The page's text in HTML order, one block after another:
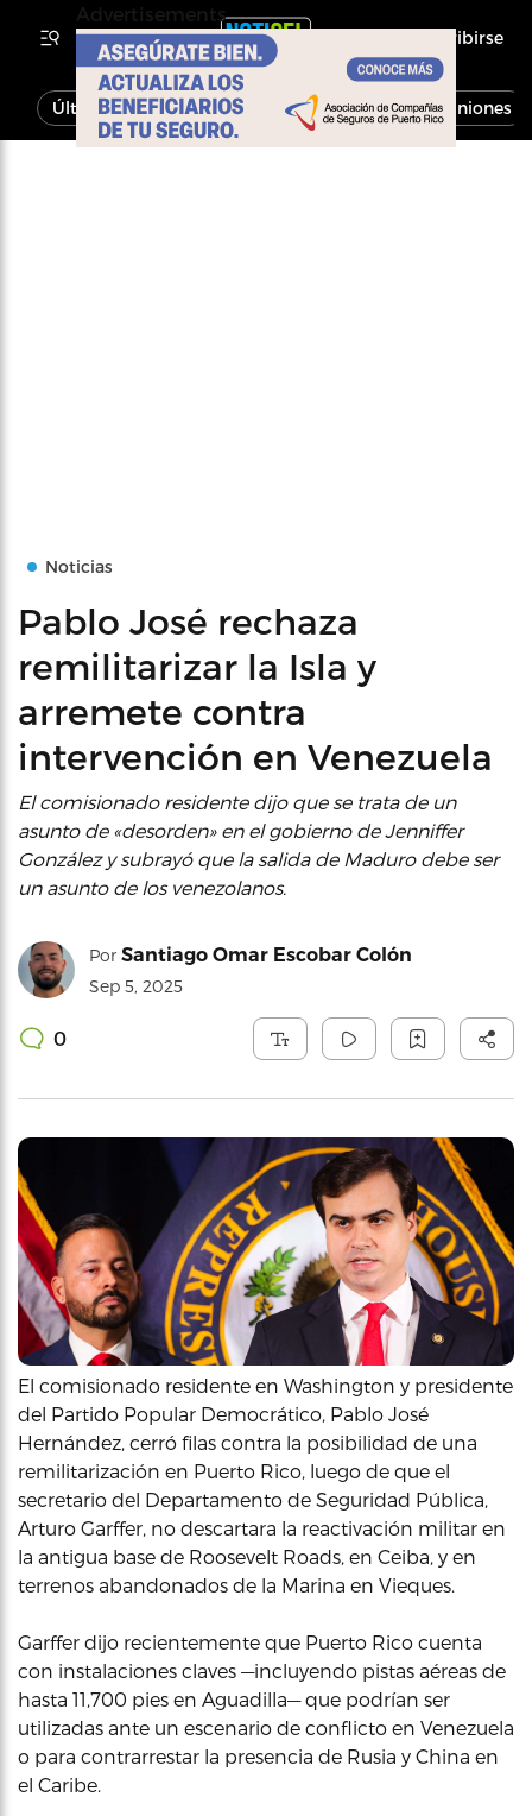
Inscribirse
Última Hora Noticias Economía Opiniones
Noticias
Pablo José rechaza
remilitarizar la Isla y
arremete contra
intervención en Venezuela
El comisionado residente dijo que se trata de un
asunto de «desorden» en el gobierno de Jenniffer
González y subrayó que la salida de Maduro debe ser
un asunto de los venezolanos.
Por Santiago Omar Escobar Colón
Sep 5, 2025
0
El comisionado residente en Washington y presidente
del Partido Popular Democrático, Pablo José
Hernández, cerró filas contra la posibilidad de una
remilitarización en Puerto Rico, luego de que el
secretario del Departamento de Seguridad Pública,
Arturo Garffer, no descartara la reactivación militar en
la antigua base de Roosevelt Roads, en Ceiba, y en
terrenos abandonados de la Marina en Vieques.
Garffer dijo recientemente que Puerto Rico cuenta
con instalaciones claves —incluyendo pistas aéreas de
hasta 11,700 pies en Aguadilla— que podrían ser
utilizadas ante un escenario de conflicto en Venezuela
o para contrarrestar la presencia de Rusia y China en
el Caribe.
Advertisements